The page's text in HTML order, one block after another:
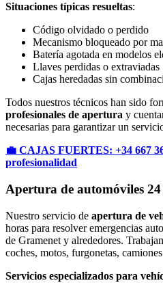
Situaciones típicas resueltas:
Código olvidado o perdido
Mecanismo bloqueado por
Batería agotada en modelos
Llaves perdidas o extraviadas
Cajas heredadas sin
Todos nuestros técnicos han sido
profesionales de apertura y
necesarias para garantizar un
💼 CAJAS FUERTES: +34 667
profesionalidad
Apertura de automóviles
Nuestro servicio de apertura de
horas para resolver emergencias
de Gramenet y alrededores.
coches, motos, furgonetas,
Servicios especializados para